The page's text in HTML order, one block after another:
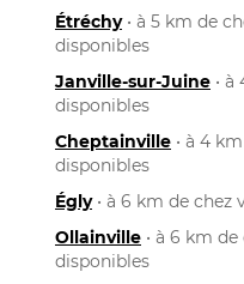
Étréchy• à 5 km de
disponibles
Janville-sur-Juine •
disponibles
Cheptainville • à 4
disponibles
Égly• à 6 km de chez
Ollainville • à 6 km
disponibles